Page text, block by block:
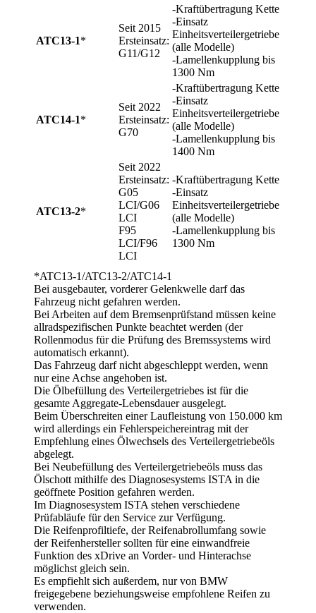
ATC13-1*
Seit 2015
Ersteinsatz:
G11/G12
-Kraftübertragung Kette
-Einsatz
Einheitsverteilergetriebe
(alle Modelle)
-Lamellenkupplung bis
1300 Nm
ATC14-1*
Seit 2022
Ersteinsatz:
G70
-Kraftübertragung Kette
-Einsatz
Einheitsverteilergetriebe
(alle Modelle)
-Lamellenkupplung bis
1400 Nm
ATC13-2*
Seit 2022
Ersteinsatz:
G05
LCI/G06
LCI
F95
LCI/F96
LCI
-Kraftübertragung Kette
-Einsatz
Einheitsverteilergetriebe
(alle Modelle)
-Lamellenkupplung bis
1300 Nm
*ATC13-1/ATC13-2/ATC14-1
Bei ausgebauter, vorderer Gelenkwelle darf das
Fahrzeug nicht gefahren werden.
Bei Arbeiten auf dem Bremsenprüfstand müssen keine
allradspezifischen Punkte beachtet werden (der
Rollenmodus für die Prüfung des Bremssystems wird
automatisch erkannt).
Das Fahrzeug darf nicht abgeschleppt werden, wenn
nur eine Achse angehoben ist.
Die Ölbefüllung des Verteilergetriebes ist für die
gesamte Aggregate-Lebensdauer ausgelegt.
Beim Überschreiten einer Laufleistung von 150.000 km
wird allerdings ein Fehlerspeichereintrag mit der
Empfehlung eines Ölwechsels des Verteilergetriebeöls
abgelegt.
Bei Neubefüllung des Verteilergetriebeöls muss das
Ölschott mithilfe des Diagnosesystems ISTA in die
geöffnete Position gefahren werden.
Im Diagnosesystem ISTA stehen verschiedene
Prüfabläufe für den Service zur Verfügung.
Die Reifenprofiltiefe, der Reifenabrollumfang sowie
der Reifenhersteller sollten für eine einwandfreie
Funktion des xDrive an Vorder- und Hinterachse
möglichst gleich sein.
Es empfiehlt sich außerdem, nur von BMW
freigegebene beziehungsweise empfohlene Reifen zu
verwenden.